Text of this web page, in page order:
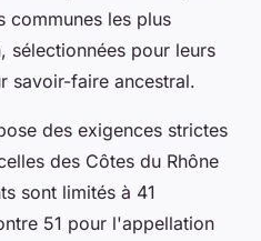
communes les plus
sélectionnées pour leurs
savoir-faire ancestral.
des exigences strictes
des Côtes du Rhône
sont limités à 41
51 pour l'appellation